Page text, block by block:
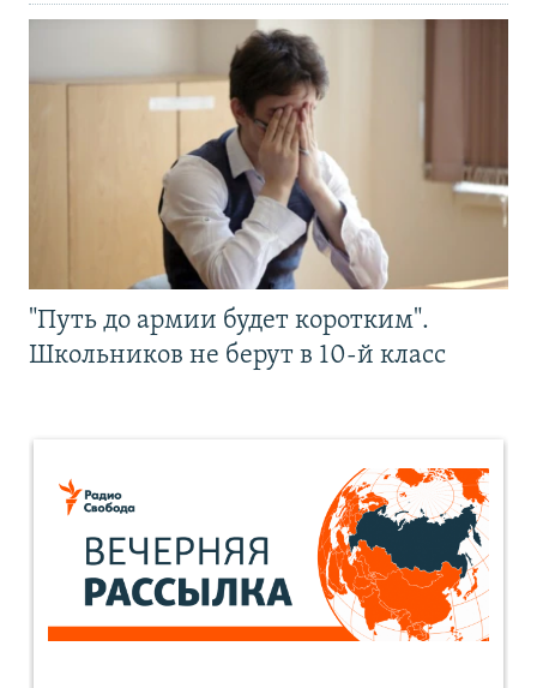
"Путь до армии будет коротким".
Школьников не берут в 10-й класс